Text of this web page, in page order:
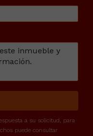
a su solicitud, para
puede consultar